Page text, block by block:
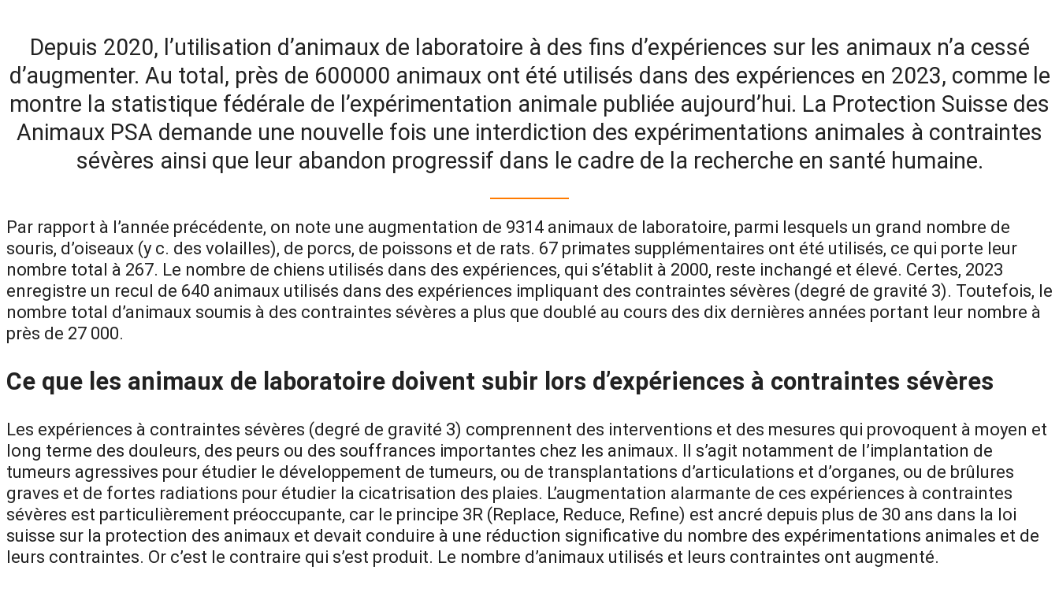
Depuis 2020, l’utilisation d’animaux de laboratoire à des fins d’expériences sur les animaux n’a cessé
d’augmenter. Au total, près de 600000 animaux ont été utilisés dans des expériences en 2023, comme le
montre la statistique fédérale de l’expérimentation animale publiée aujourd’hui. La Protection Suisse des
Animaux PSA demande une nouvelle fois une interdiction des expérimentations animales à contraintes
sévères ainsi que leur abandon progressif dans le cadre de la recherche en santé humaine.
Par rapport à l’année précédente, on note une augmentation de 9314 animaux de laboratoire, parmi lesquels un grand nombre de
souris, d’oiseaux (y c. des volailles), de porcs, de poissons et de rats. 67 primates supplémentaires ont été utilisés, ce qui porte leur
nombre total à 267. Le nombre de chiens utilisés dans des expériences, qui s’établit à 2000, reste inchangé et élevé. Certes, 2023
enregistre un recul de 640 animaux utilisés dans des expériences impliquant des contraintes sévères (degré de gravité 3). Toutefois, le
nombre total d’animaux soumis à des contraintes sévères a plus que doublé au cours des dix dernières années portant leur nombre à
près de 27 000.
Ce que les animaux de laboratoire doivent subir lors d’expériences à contraintes sévères
Les expériences à contraintes sévères (degré de gravité 3) comprennent des interventions et des mesures qui provoquent à moyen et
long terme des douleurs, des peurs ou des souffrances importantes chez les animaux. Il s’agit notamment de l’implantation de
tumeurs agressives pour étudier le développement de tumeurs, ou de transplantations d’articulations et d’organes, ou de brûlures
graves et de fortes radiations pour étudier la cicatrisation des plaies. L’augmentation alarmante de ces expériences à contraintes
sévères est particulièrement préoccupante, car le principe 3R (Replace, Reduce, Refine) est ancré depuis plus de 30 ans dans la loi
suisse sur la protection des animaux et devait conduire à une réduction significative du nombre des expérimentations animales et de
leurs contraintes. Or c’est le contraire qui s’est produit. Le nombre d’animaux utilisés et leurs contraintes ont augmenté.